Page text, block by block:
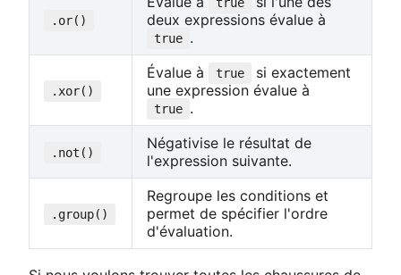
.or()
deux expressions évalue à
true .
.xor()
Évalue à true
si exactement
une expression évalue à
true .
.not()
Négativise le résultat de
l'expression suivante.
.group()
Regroupe les conditions et
permet de spécifier l'ordre
d'évaluation.